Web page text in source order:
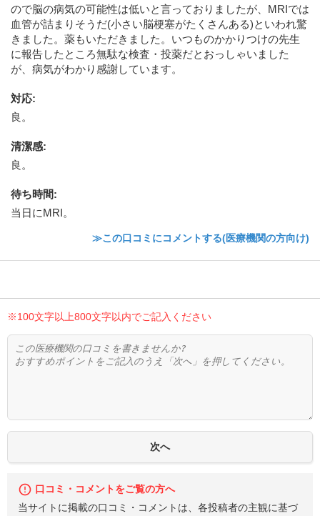
ので脳の病気の可能性は低いと言っておりましたが、MRIでは
血管が詰まりそうだ(小さい脳梗塞がたくさんある)といわれ驚
きました。薬もいただきました。いつものかかりつけの先生
に報告したところ無駄な検査・投薬だとおっしゃいました
が、病気がわかり感謝しています。
対応:
良。
清潔感:
良。
待ち時間:
当日にMRI。
≫この口コミにコメントする(医療機関の方向け)
※100文字以上800文字以内でご記入ください
口コミ・コメントをご覧の方へ
当サイトに掲載の口コミ・コメントは、各投稿者の主観に基づ